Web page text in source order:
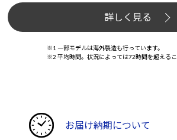
詳しく見る
※1 一部モデルは海外製造も行っています。
※2 平均時間。状況によっては72時間を超えるこ
お届け納期について